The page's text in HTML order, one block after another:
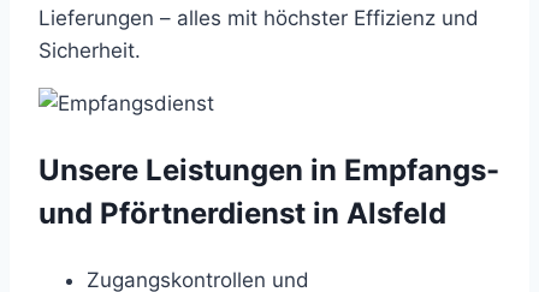
Lieferungen – alles mit höchster Effizienz und
Sicherheit.
Unsere Leistungen in Empfangs-
und Pförtnerdienst in Alsfeld
Zugangskontrollen und